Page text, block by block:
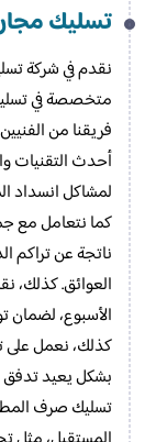
تسليك
نقدم في شركة
متخصصة في
فريقنا من
أحدث التقنيات
لمشاكل انسداد
كما نتعامل مع
ناتجة عن تراكم
العوائق. كذلك،
الأسبوع، لضمان
كذلك، نعمل على
بشكل يعيد تدفق
تسليك صرف